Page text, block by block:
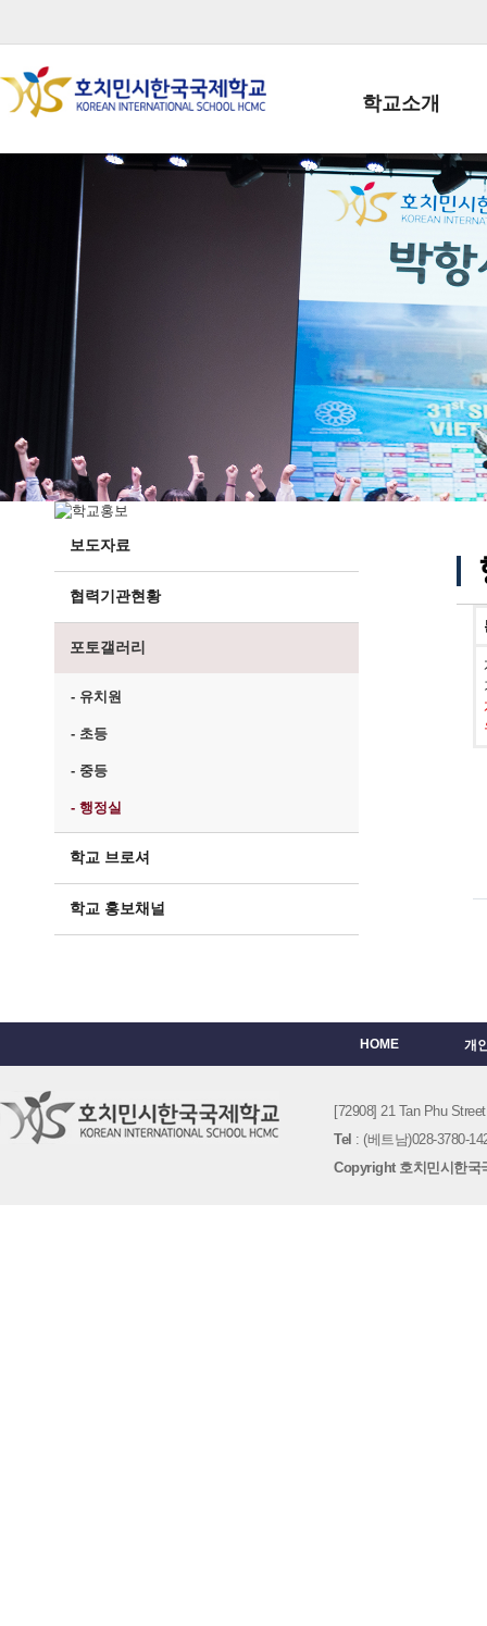
학교소개
학교장인사말
학생회장인사말
학교상징
학교 CI
교직원현황
학생현황
위치/전화
전경사진
보도자료
협력기관현황
포토갤러리
- 유치원
- 초등
- 중등
- 행정실
학교 브로셔
학교 홍보채널
HOME 개
[72908] 21 Tan Phu
Tel : (베트남)028-3780-
Copyright 호치민시한국